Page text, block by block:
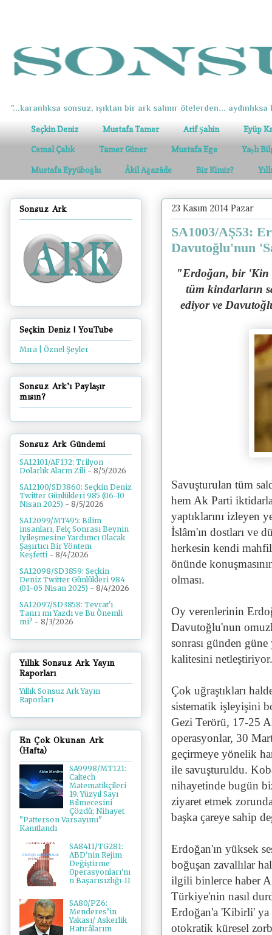
"...karanlıksa sonsuz, ışıktan bir ark salınır ötelerden... aydınlıksa
Seçkin Deniz Mustafa Tamer Arif Şahin Eyüp
Cemal Çalık Tamer Güner Mustafa Ege Yaşlı
Mustafa Eyyüboğlu Âkil Ağazâde Biz Kimiz?
23 Kasım 2014 Pazar
SA1003/AŞ53:
Davutoğlu'nun
"Erdoğan, bir 'Kin
tüm kindarların
ediyor ve
Savuşturulan tüm
hem Ak Parti
yaptıklarını izleyen
İslâm'ın dostları ve
herkesin kendi
önünde
olması.
Oy verenlerinin
Davutoğlu'nun
sonrası günden
kalitesini
Çok uğraştıkları
sistematik işleyişini
Gezi Terörü, 17-25
operasyonlar, 30
geçirmeye yönelik
ile savuşturuldu.
nihayetinde bugün
ziyaret etmek
başka çareye sahip
Erdoğan'ın yüksek
boğuşan zavallılar
ilgili binlerce haber
Türkiye'nin nasıl
Erdoğan'a 'Kibirli'
otokratik küresel
Sonsuz Ark
Seçkin Deniz | YouTube
Mıra | Öznel Şeyler
Sonsuz Ark'ı Paylaşır
mısın?
Sonsuz Ark Gündemi
SA12101/AF132: Trilyon
Dolarlık Alarm Zili - 8/5/2026
SA12100/SD3860: Seçkin Deniz
Twitter Günlükleri 985 (06-10
Nisan 2025) - 8/5/2026
SA12099/MT495: Bilim
insanları, Felç Sonrası Beynin
İyileşmesine Yardımcı Olacak
Şaşırtıcı Bir Yöntem
Keşfetti - 8/4/2026
SA12098/SD3859: Seçkin
Deniz Twitter Günlükleri 984
(01-05 Nisan 2025) - 8/4/2026
SA12097/SD3858: Tevrat'ı
Tanrı mı Yazdı ve Bu Önemli
mi? - 8/3/2026
Yıllık Sonsuz Ark Yayın
Raporları
Yıllık Sonsuz Ark Yayın
Raporları
En Çok Okunan Ark
(Hafta)
SA9998/MT121:
Caltech
Matematikçileri
19. Yüzyıl Sayı
Bilmecesini
Çözdü; Nihayet
"Patterson Varsayımı"
Kanıtlandı
SA8411/TG281:
ABD'nin Rejim
Değiştirme
Operasyonları'nı
n Başarısızlığı-II
SA80/PZ6:
Menderes’in
Yakası/ Askerlik
Hatırâlarım